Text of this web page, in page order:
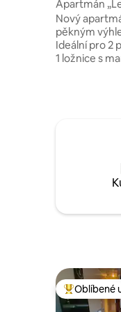
Apartmán
Nový
pěkným
Ideální pro 2
1 ložnice s
cm,
mezipatře s
lanovce
restaurace
vzdálenosti.
posledním
Nejlepší v
Oblíbené